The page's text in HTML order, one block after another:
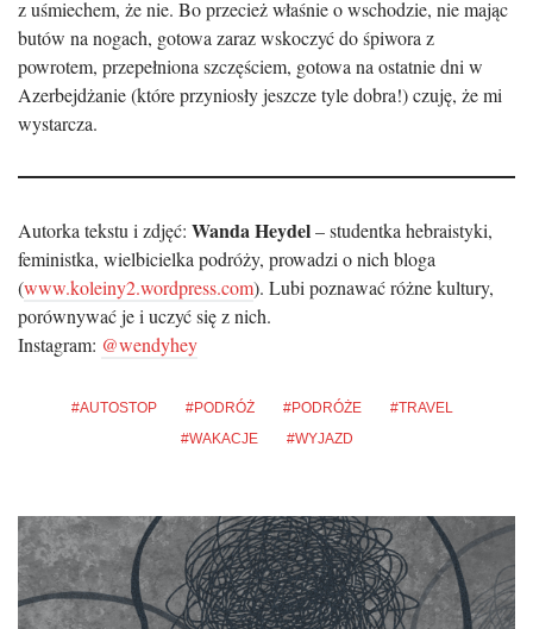
z uśmiechem, że nie. Bo przecież właśnie o wschodzie, nie mając
butów na nogach, gotowa zaraz wskoczyć do śpiwora z
powrotem, przepełniona szczęściem, gotowa na ostatnie dni w
Azerbejdżanie (które przyniosły jeszcze tyle dobra!) czuję, że mi
wystarcza.
Autorka tekstu i zdjęć: Wanda Heydel– studentka hebraistyki,
feministka, wielbicielka podróży, prowadzi o nich bloga
(www.koleiny2.wordpress.com). Lubi poznawać różne kultury,
porównywać je i uczyć się z nich.
Instagram: @wendyhey
AUTOSTOP PODRÓŻ PODRÓŻE
TRAVEL
WAKACJE
WYJAZD